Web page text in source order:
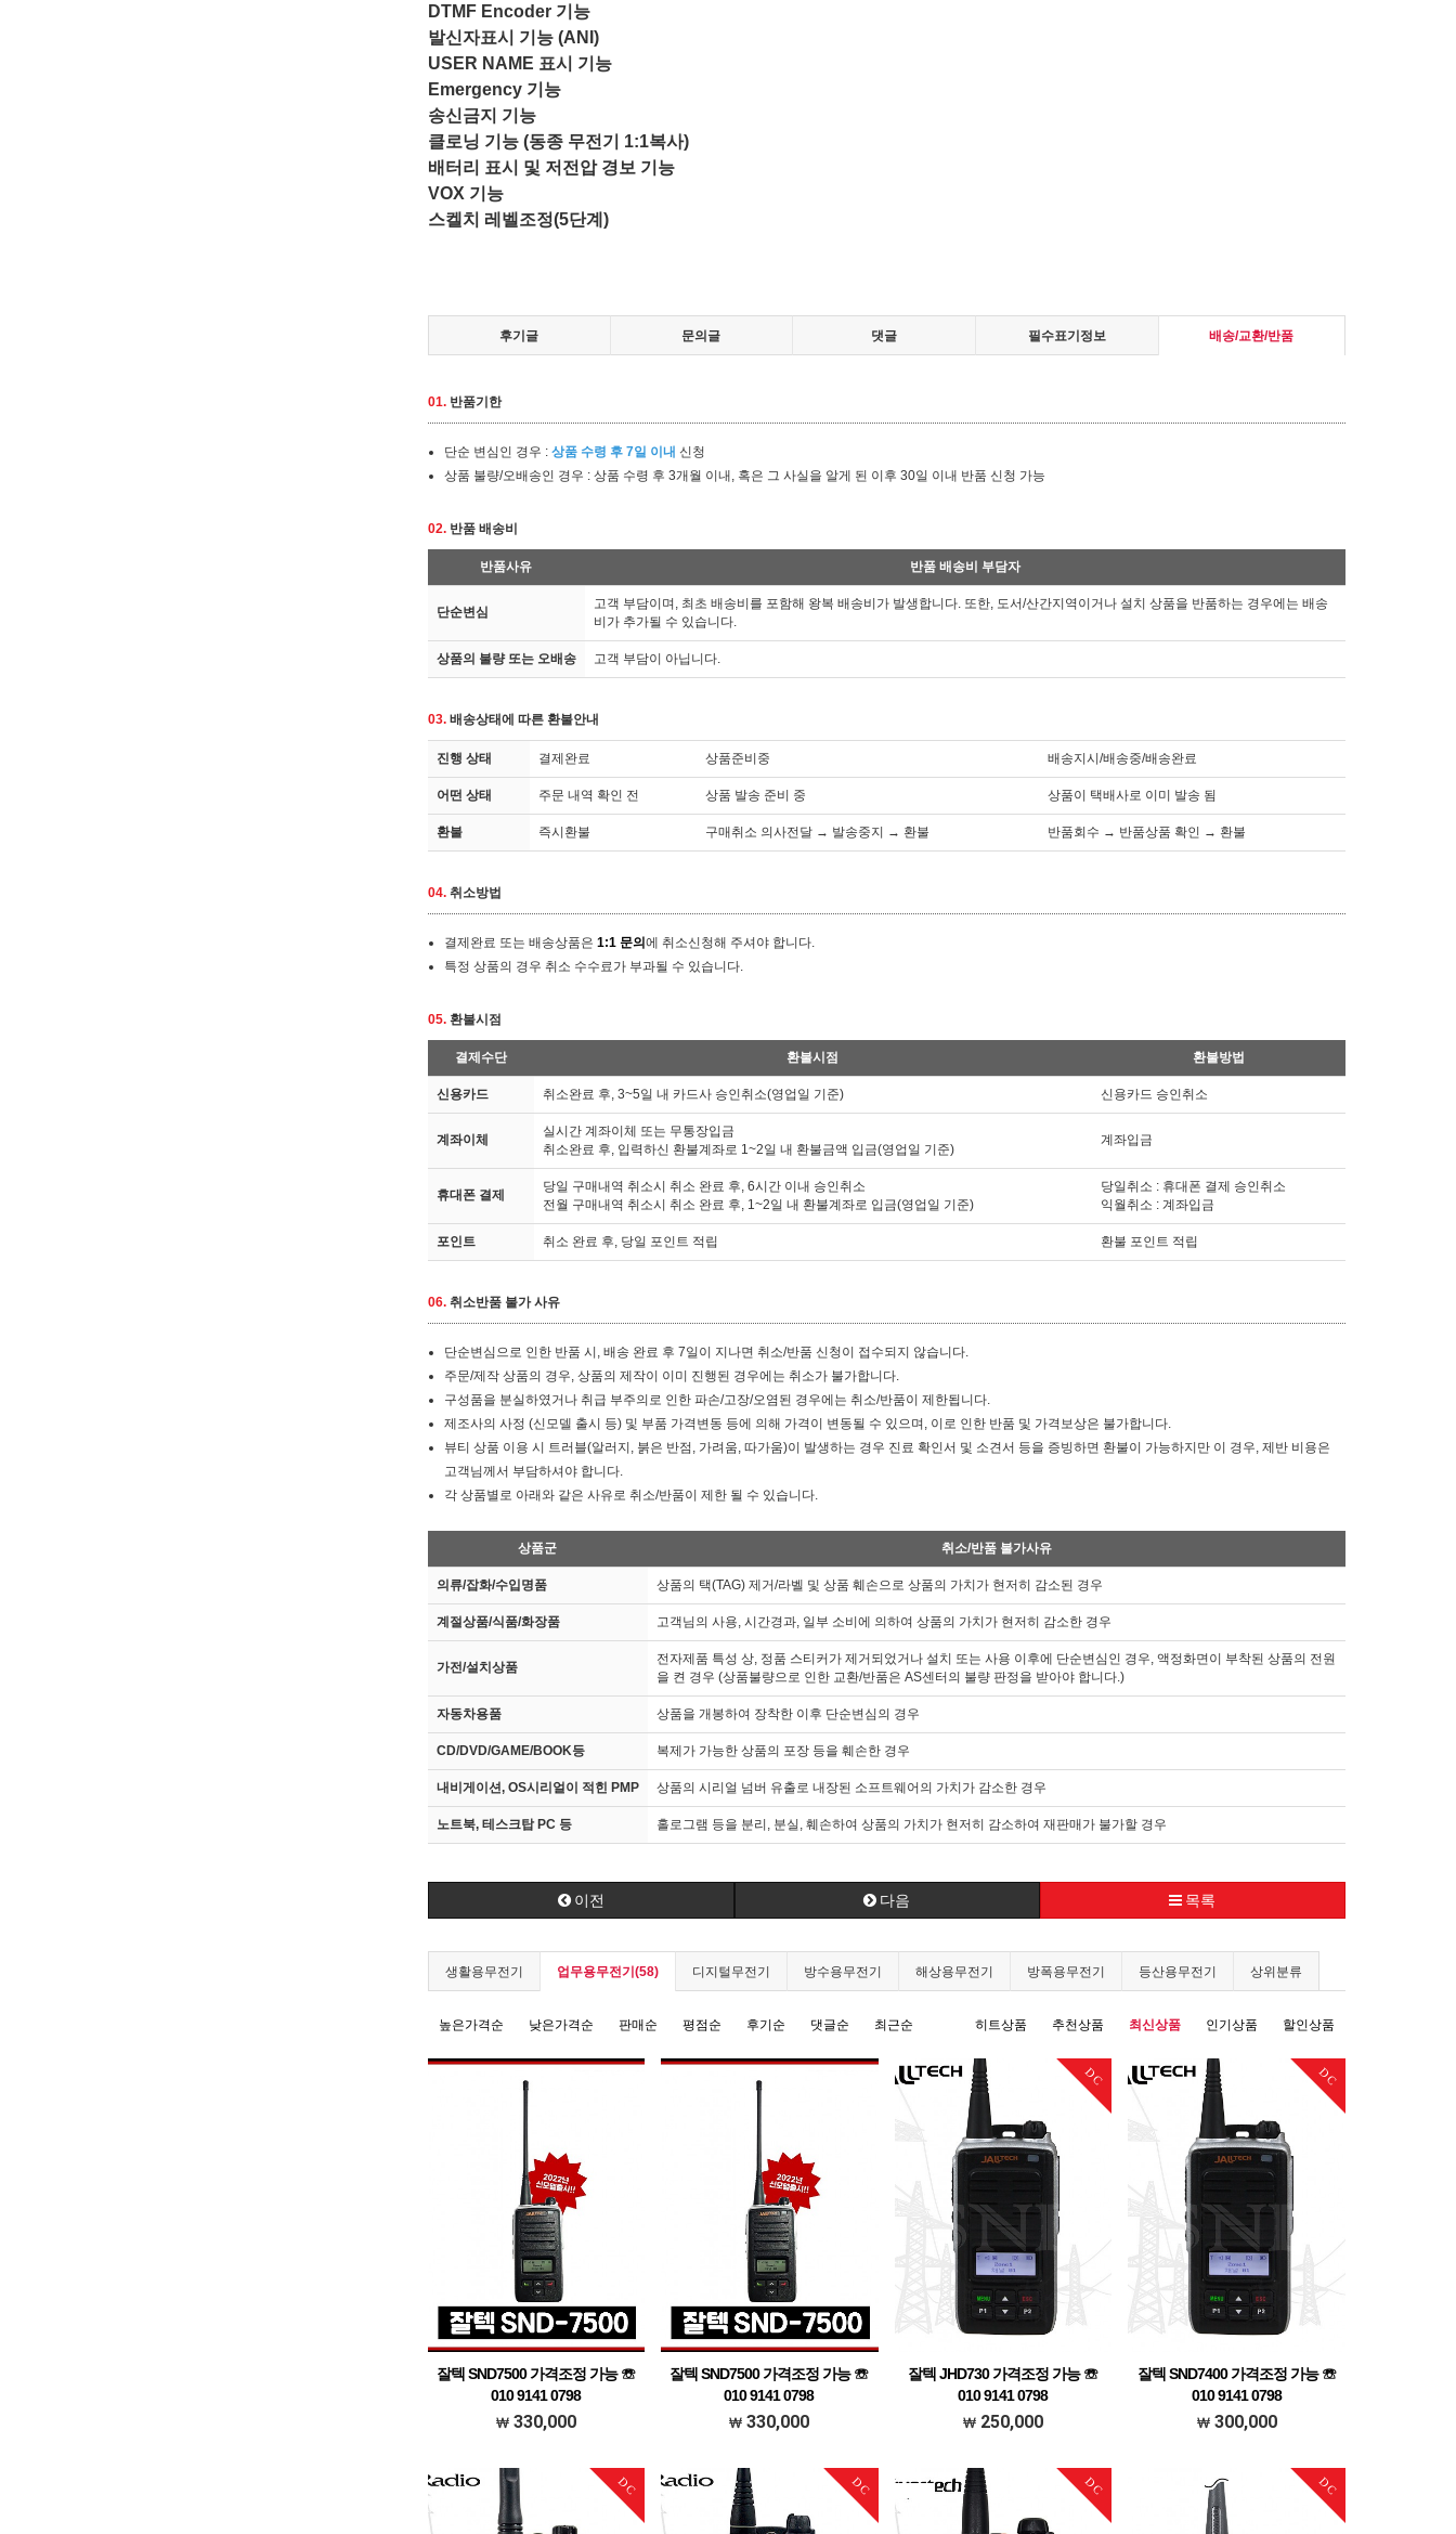
DTMF Encoder 기능
발신자표시 기능 (ANI)
USER NAME 표시 기능
Emergency 기능
송신금지 기능
클로닝 기능 (동종 무전기 1:1복사)
배터리 표시 및 저전압 경보 기능
VOX 기능
스켈치 레벨조정(5단계)
후기글 문의글 댓글 필수표기정보 배송/교환/반품
01.반품기한
단순 변심인 경우 : 상품 수령 후 7일 이내 신청
상품 불량/오배송인 경우 : 상품 수령 후 3개월 이내, 혹은 그 사실을 알게 된 이후 30일 이내 반품 신청 가능
02.반품 배송비
반품사유 반품 배송비 부담자
단순변심
고객 부담이며, 최초 배송비를 포함해 왕복 배송비가 발생합니다. 또한, 도서/산간지역이거나 설치 상품을 반품하는 경우에는 배송
비가 추가될 수 있습니다.
상품의 불량 또는 오배송 고객 부담이 아닙니다.
03.배송상태에 따른 환불안내
진행 상태 결제완료 상품준비중 배송지시/배송중/배송완료
어떤 상태 주문 내역 확인 전 상품 발송 준비 중 상품이 택배사로 이미 발송 됨
환불 즉시환불 구매취소 의사전달 → 발송중지 → 환불 반품회수 → 반품상품 확인 → 환불
04.취소방법
결제완료 또는 배송상품은 1:1 문의에 취소신청해 주셔야 합니다.
특정 상품의 경우 취소 수수료가 부과될 수 있습니다.
05.환불시점
결제수단 환불시점 환불방법
신용카드 취소완료 후, 3~5일 내 카드사 승인취소(영업일 기준) 신용카드 승인취소
계좌이체
실시간 계좌이체 또는 무통장입금
취소완료 후, 입력하신 환불계좌로 1~2일 내 환불금액 입금(영업일 기준)
계좌입금
휴대폰 결제
당일 구매내역 취소시 취소 완료 후, 6시간 이내 승인취소
전월 구매내역 취소시 취소 완료 후, 1~2일 내 환불계좌로 입금(영업일 기준)
당일취소 : 휴대폰 결제 승인취소
익월취소 : 계좌입금
포인트 취소 완료 후, 당일 포인트 적립 환불 포인트 적립
06.취소반품 불가 사유
단순변심으로 인한 반품 시, 배송 완료 후 7일이 지나면 취소/반품 신청이 접수되지 않습니다.
주문/제작 상품의 경우, 상품의 제작이 이미 진행된 경우에는 취소가 불가합니다.
구성품을 분실하였거나 취급 부주의로 인한 파손/고장/오염된 경우에는 취소/반품이 제한됩니다.
제조사의 사정 (신모델 출시 등) 및 부품 가격변동 등에 의해 가격이 변동될 수 있으며, 이로 인한 반품 및 가격보상은 불가합니다.
뷰티 상품 이용 시 트러블(알러지, 붉은 반점, 가려움, 따가움)이 발생하는 경우 진료 확인서 및 소견서 등을 증빙하면 환불이 가능하지만 이 경우, 제반 비용은
고객님께서 부담하셔야 합니다.
각 상품별로 아래와 같은 사유로 취소/반품이 제한 될 수 있습니다.
상품군 취소/반품 불가사유
의류/잡화/수입명품 상품의 택(TAG) 제거/라벨 및 상품 훼손으로 상품의 가치가 현저히 감소된 경우
계절상품/식품/화장품 고객님의 사용, 시간경과, 일부 소비에 의하여 상품의 가치가 현저히 감소한 경우
가전/설치상품
전자제품 특성 상, 정품 스티커가 제거되었거나 설치 또는 사용 이후에 단순변심인 경우, 액정화면이 부착된 상품의 전원
을 켠 경우 (상품불량으로 인한 교환/반품은 AS센터의 불량 판정을 받아야 합니다.)
자동차용품 상품을 개봉하여 장착한 이후 단순변심의 경우
CD/DVD/GAME/BOOK등 복제가 가능한 상품의 포장 등을 훼손한 경우
내비게이션, OS시리얼이 적힌 PMP 상품의 시리얼 넘버 유출로 내장된 소프트웨어의 가치가 감소한 경우
노트북, 테스크탑 PC 등 홀로그램 등을 분리, 분실, 훼손하여 상품의 가치가 현저히 감소하여 재판매가 불가할 경우
이전 다음 목록
생활용무전기 업무용무전기(58) 디지털무전기 방수용무전기 해상용무전기 방폭용무전기 등산용무전기 상위분류
높은가격순 낮은가격순 판매순 평점순 후기순 댓글순 최근순 히트상품 추천상품 최신상품 인기상품 할인상품
잘텍 SND7500 가격조정 가능 ☏
010 9141 0798
가격조정가능 문의주세요
330,000
잘텍 SND7500 가격조정 가능 ☏
010 9141 0798
가격조정가능 문의주세요
330,000
DC
잘텍 JHD730 가격조정 가능 ☏
010 9141 0798
가격조정가능 문의주세요
250,000
DC
잘텍 SND7400 가격조정 가능 ☏
010 9141 0798
가격조정가능 문의주세요
300,000
DC DC DC DC